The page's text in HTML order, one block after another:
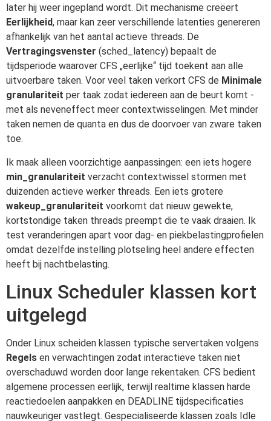
later hij weer ingepland wordt. Dit mechanisme creëert
Eerlijkheid, maar kan zeer verschillende latenties genereren
afhankelijk van het aantal actieve threads. De
Vertragingsvenster (sched_latency) bepaalt de
tijdsperiode waarover CFS „eerlijke“ tijd toekent aan alle
uitvoerbare taken. Voor veel taken verkort CFS de Minimale
granulariteit per taak zodat iedereen aan de beurt komt -
met als neveneffect meer contextwisselingen. Met minder
taken nemen de quanta en dus de doorvoer van zware taken
toe.
Ik maak alleen voorzichtige aanpassingen: een iets hogere
min_granulariteit verzacht contextwissel stormen met
duizenden actieve werker threads. Een iets grotere
wakeup_granulariteit voorkomt dat nieuw gewekte,
kortstondige taken threads preempt die te vaak draaien. Ik
test veranderingen apart voor dag- en piekbelastingprofielen
omdat dezelfde instelling plotseling heel andere effecten
heeft bij nachtbelasting.
Linux Scheduler klassen kort
uitgelegd
Onder Linux scheiden klassen typische servertaken volgens
Regels en verwachtingen zodat interactieve taken niet
overschaduwd worden door lange rekentaken. CFS bedient
algemene processen eerlijk, terwijl realtime klassen harde
reactiedoelen aanpakken en DEADLINE tijdspecificaties
nauwkeuriger vastlegt. Gespecialiseerde klassen zoals Idle